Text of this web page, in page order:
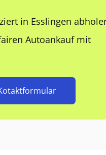
in Esslingen
Autoankauf mit